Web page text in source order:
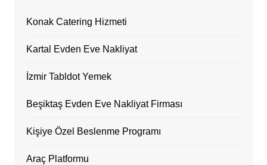
Konak Catering Hizmeti
Kartal Evden Eve Nakliyat
İzmir Tabldot Yemek
Beşiktaş Evden Eve Nakliyat Firması
Kişiye Özel Beslenme Programı
Araç Platformu